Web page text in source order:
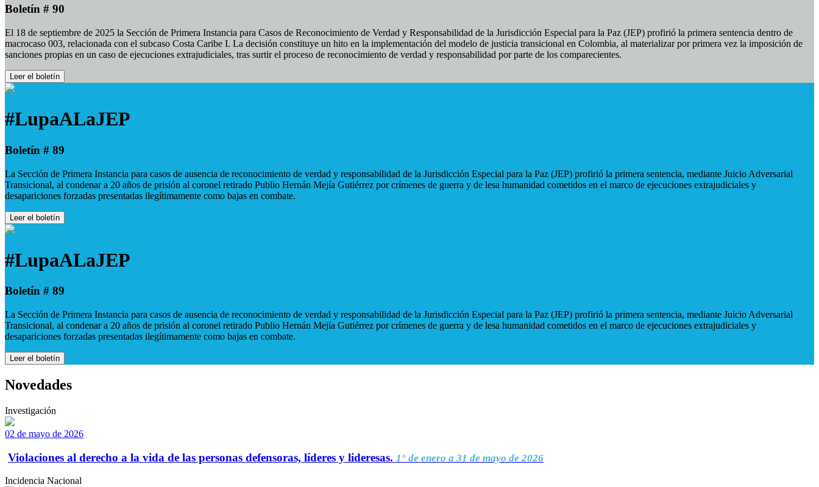
Boletín # 90
El 18 de septiembre de 2025 la Sección de Primera Instancia para Casos de Reconocimiento de Verdad y Responsabilidad de la Jurisdicción Especial para la Paz (JEP) profirió la primera sentencia dentro de
macrocaso 003, relacionada con el subcaso Costa Caribe I. La decisión constituye un hito en la implementación del modelo de justicia transicional en Colombia, al materializar por primera vez la imposición de
sanciones propias en un caso de ejecuciones extrajudiciales, tras surtir el proceso de reconocimiento de verdad y responsabilidad por parte de los comparecientes.
Leer el boletín
#LupaALaJEP
Boletín # 89
La Sección de Primera Instancia para casos de ausencia de reconocimiento de verdad y responsabilidad de la Jurisdicción Especial para la Paz (JEP) profirió la primera sentencia, mediante Juicio Adversarial
Transicional, al condenar a 20 años de prisión al coronel retirado Publio Hernán Mejía Gutiérrez por crímenes de guerra y de lesa humanidad cometidos en el marco de ejecuciones extrajudiciales y
desapariciones forzadas presentadas ilegítimamente como bajas en combate.
Leer el boletín
#LupaALaJEP
Boletín # 89
La Sección de Primera Instancia para casos de ausencia de reconocimiento de verdad y responsabilidad de la Jurisdicción Especial para la Paz (JEP) profirió la primera sentencia, mediante Juicio Adversarial
Transicional, al condenar a 20 años de prisión al coronel retirado Publio Hernán Mejía Gutiérrez por crímenes de guerra y de lesa humanidad cometidos en el marco de ejecuciones extrajudiciales y
desapariciones forzadas presentadas ilegítimamente como bajas en combate.
Leer el boletín
Novedades
Investigación
02 de mayo de 2026
Violaciones al derecho a la vida de las personas defensoras, líderes y lideresas. 1° de enero a 31 de mayo de 2026
Incidencia Nacional